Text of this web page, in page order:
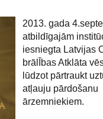
2013. gada
atbildīgajām
iesniegta Latvijas
brālĪbas Atklāta
lūdzot pārtraukt
atļauju pārdošanu
ārzemniekiem.